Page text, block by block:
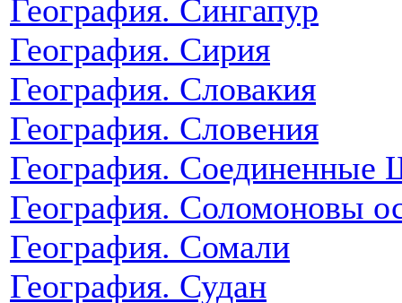
География. Сингапур
География. Сирия
География. Словакия
География. Словения
География.
География. Соломоновы
География. Сомали
География. Судан